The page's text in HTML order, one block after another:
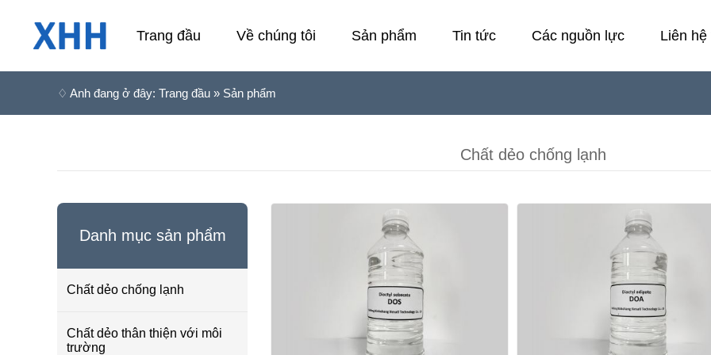
Trang đầu Về chúng tôi Sản phẩm Tin tức Các nguồn lực Liên
♢ Anh đang ở đây: Trang đầu » Sản phẩm
Chất dẻo chống lạnh
Danh mục sản phẩm
Chất dẻo chống lạnh
Chất dẻo thân thiện với môi
trường